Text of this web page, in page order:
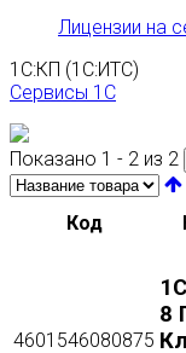
Лицензии на
1С:КП (1С:ИТС)
Сервисы 1С
Показано 1 - 2 из 2
Код
4601546080875
8